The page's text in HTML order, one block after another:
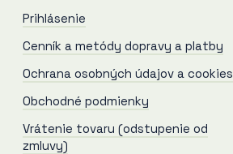
Prihlásenie
Cenník a metódy dopravy a platby
Ochrana osobných údajov a cookies
Obchodné podmienky
Vrátenie tovaru (odstupenie od
zmluvy)